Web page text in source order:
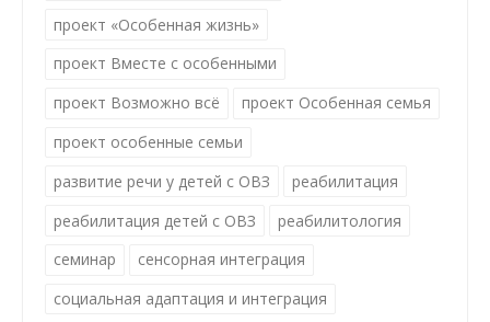
проект «Особенная жизнь»
проект Вместе с особенными
проект Возможно всё
проект Особенная семья
проект особенные семьи
развитие речи у детей с ОВЗ
реабилитация
реабилитация детей с ОВЗ
реабилитология
семинар
сенсорная интеграция
социальная адаптация и интеграция